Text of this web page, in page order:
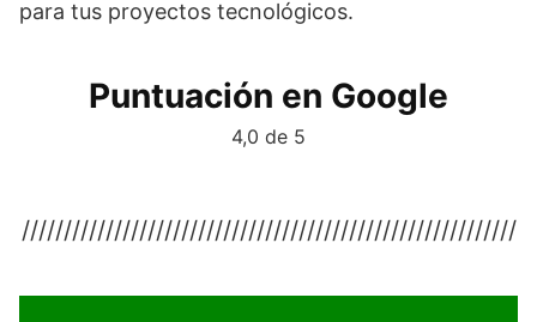
para tus proyectos tecnológicos.
Puntuación en Google
4,0 de 5
///////////////////////////////////////////////////////////